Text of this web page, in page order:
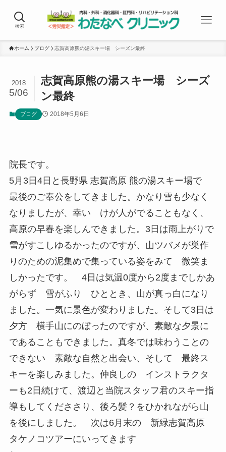
検索
ホーム ブログ 志賀高原熊の湯スキー場 シーズン最終
志賀高原熊の湯スキー場 シーズ
ン最終
2018
5/06
ブログ 2018年5月6日
院長です。
5月3日4日と長野県 志賀高原 熊の湯スキー場で
最後のご奉公をしてきました。かなり雪も少なく
なりましたが、幸い けが人がでることもなく、
高原の早春を楽しんできました。3日は雨上がりで
雪がすこしゆるかったのですが、山ツバメが巣作
りのための泥集めで集っている姿をみて 微笑ま
しかったです。 4日は気温0度から2度までしかあ
がらず 雪がふり ひととき、山が真っ白になり
ました。一気に景色が変わりました。そして3日は
夕方 横手山にのぼったのですが、素敵な夕景に
であることもできました。真冬では味わうことの
できない 素敵な自然と出会い、そして 最終ス
キーを楽しみました。仲良しの インストラクタ
ーも2日続けて、渡辺と当院スタッフ君のスキー指
導もしてくだささり、後ろ髪？をひかれながら山
を後にしました。 次は6月末の 新緑志賀高原
タケノコツアーにいってきます